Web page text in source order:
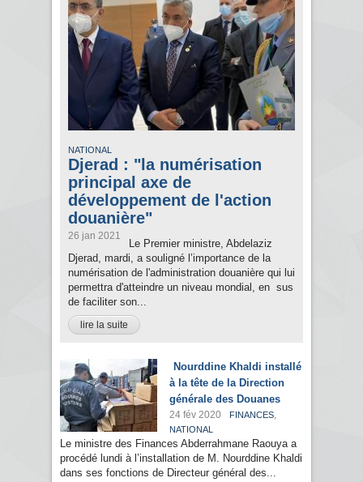
NATIONAL
Djerad : "la numérisation
principal axe de
développement de l'action
douanière"
26 jan 2021
Le Premier ministre, Abdelaziz
Djerad, mardi, a souligné l’importance de la
numérisation de l'administration douanière qui lui
permettra d'atteindre un niveau mondial, en sus
de faciliter son...
lire la suite
Nourddine Khaldi installé
à la tête de la Direction
générale des Douanes
24 fév 2020 FINANCES,
NATIONAL
Le ministre des Finances Abderrahmane Raouya a
procédé lundi à l’installation de M. Nourddine Khaldi
dans ses fonctions de Directeur général des...